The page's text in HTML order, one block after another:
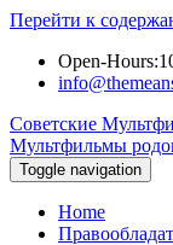
Перейти к
Open-
Советские
Мультфильмы
Toggle navigation
Home